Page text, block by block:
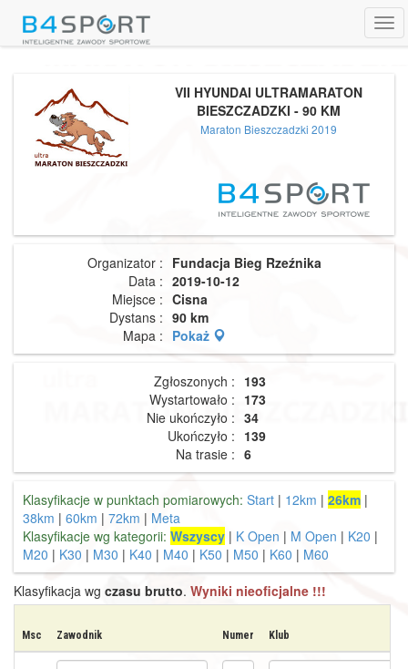
VII HYUNDAI ULTRAMARATON
BIESZCZADZKI - 90 KM
Maraton Bieszczadzki 2019
Organizator : Fundacja Bieg Rzeźnika
Data : 2019-10-12
Miejsce : Cisna
Dystans : 90 km
Mapa : Pokaż
Zgłoszonych : 193
Wystartowało : 173
Nie ukończyło : 34
Ukończyło : 139
Na trasie : 6
Klasyfikacje w punktach pomiarowych: Start | 12km | 26km |
38km | 60km | 72km | Meta
Klasyfikacje wg kategorii: Wszyscy | K Open | M Open | K20 |
M20 | K30 | M30 | K40 | M40 | K50 | M50 | K60 | M60
Klasyfikacja wg czasu brutto. Wyniki nieoficjalne !!!
Msc Zawodnik Numer Klub